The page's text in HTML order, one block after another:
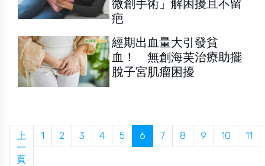
微創手術」解困擾且不留
疤
經期出血量大引發貧
血！ 無創海芙治療助擺
脫子宮肌瘤困擾
上
一
頁
1 2 3 4 5 6 7 8 9 10 11